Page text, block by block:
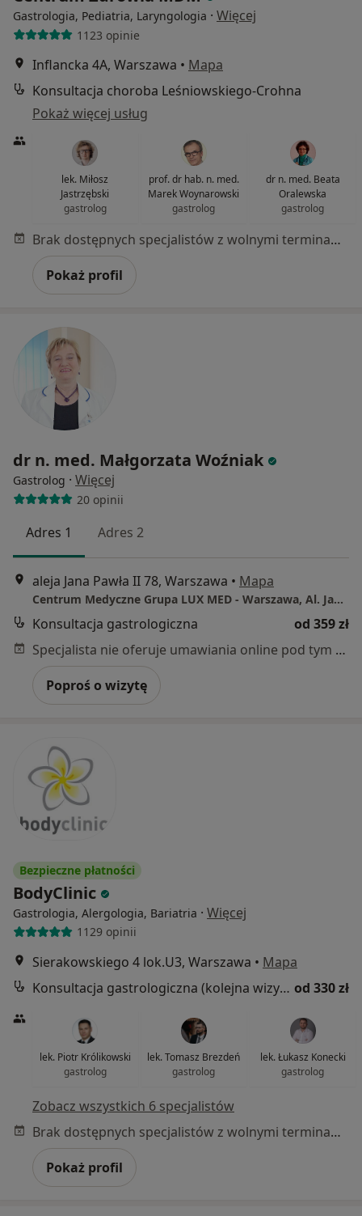
Gastrologia, Pediatria, Laryngologia · Więcej
1123 opinie
Inflancka 4A, Warszawa • Mapa
Konsultacja choroba Leśniowskiego-Crohna
Pokaż więcej usług
lek. Miłosz
Jastrzębski
gastrolog
prof. dr hab. n. med.
Marek Woynarowski
gastrolog
dr n. med. Beata
Oralewska
gastrolog
Brak dostępnych specjalistów z wolnymi terminami w tym centrum medycznym.
Pokaż profil
dr n. med. Małgorzata Woźniak
Gastrolog · Więcej
20 opinii
Adres 1 Adres 2
aleja Jana Pawła II 78, Warszawa • Mapa
Centrum Medyczne Grupa LUX MED - Warszawa, Al. Jana Pawła II 78
Konsultacja gastrologiczna
od 359 zł
Specjalista nie oferuje umawiania online pod tym adresem.
Poproś o wizytę
Bezpieczne płatności
BodyClinic
Gastrologia, Alergologia, Bariatria · Więcej
1129 opinii
Sierakowskiego 4 lok.U3, Warszawa • Mapa
Konsultacja gastrologiczna (kolejna wizyta) od 330 zł
lek. Piotr Królikowski
gastrolog
lek. Tomasz Brezdeń
gastrolog
lek. Łukasz Konecki
gastrolog
Zobacz wszystkich 6 specjalistów
Brak dostępnych specjalistów z wolnymi terminami w tym centrum medycznym.
Pokaż profil